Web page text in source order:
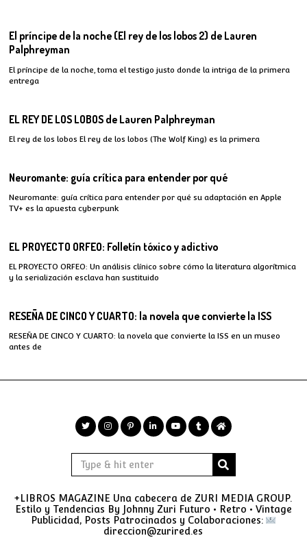
El príncipe de la noche (El rey de los lobos 2) de Lauren
Palphreyman
El príncipe de la noche, toma el testigo justo donde la intriga de la primera
entrega
EL REY DE LOS LOBOS de Lauren Palphreyman
El rey de los lobos El rey de los lobos (The Wolf King) es la primera
Neuromante: guía crítica para entender por qué
Neuromante: guía crítica para entender por qué su adaptación en Apple
TV+ es la apuesta cyberpunk
EL PROYECTO ORFEO: Folletín tóxico y adictivo
EL PROYECTO ORFEO: Un análisis clínico sobre cómo la literatura algorítmica
y la serialización esclava han sustituido
RESEÑA DE CINCO Y CUARTO: la novela que convierte la ISS
RESEÑA DE CINCO Y CUARTO: la novela que convierte la ISS en un museo
antes de
+LIBROS MAGAZINE Una cabecera de ZURI MEDIA GROUP.
Estilo y Tendencias By Johnny Zuri Futuro • Retro • Vintage
Publicidad, Posts Patrocinados y Colaboraciones:
direccion@zurired.es